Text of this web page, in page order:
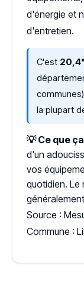
d'énergie et
d'entretien.
C'est
la plupart
💡 Ce que
d'un
vos
quotidien. Le
Source :
Commune :